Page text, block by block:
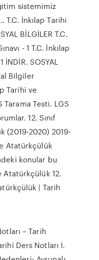
sistemimiz
İnkılap Tarihi
BİLGİLER T.C.
- 1 T.C. İnkılap
İNDİR. SOSYAL
Bilgiler
Tarihi ve
Testi. LGS
12. Sınıf
(2019-2020) 2019-
Atatürkçülük
konular bu
Atatürkçülük 12.
| Tarih
– Tarih
Ders Notları I.